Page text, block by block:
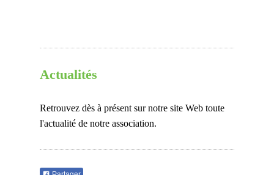
Actualités
Retrouvez dès à présent sur notre site Web toute
l'actualité de notre association.